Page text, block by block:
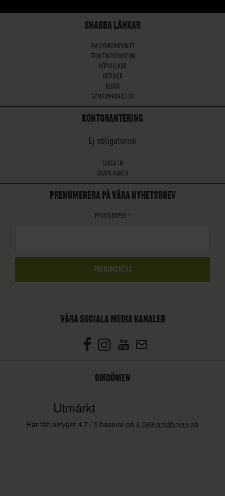
SNABBA LÄNKAR
OM GYMKOMPANIET
FRAKTINFORMATION
KÖPVILLKOR
RETURER
BLOGG
GYMKOMPANIET.DK
KONTOHANTERING
Ej obligatorisk
LOGGA IN
SKAPA KONTO
PRENUMERERA PÅ VÅRA NYHETSBREV
EPOSTADRESS *
VÅRA SOCIALA MEDIA KANALER
OMDÖMEN